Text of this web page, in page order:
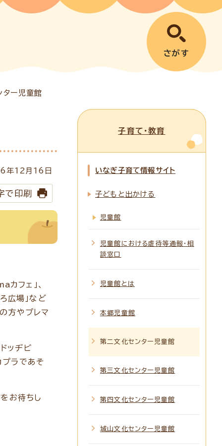
さがす
ー児童館
年12 月 16 日
で印刷
フェ」、
広場」など
方やプレマ
ッヂビ
プラであそ
お待ちし
子育て・教育
いなぎ子育て情報サイト
子どもと出かける
児童館
児童館における虐待等通報・相
談窓口
児童館とは
本郷児童館
第二文化センター児童館
第三文化センター児童館
第四文化センター児童館
城山文化センター児童館